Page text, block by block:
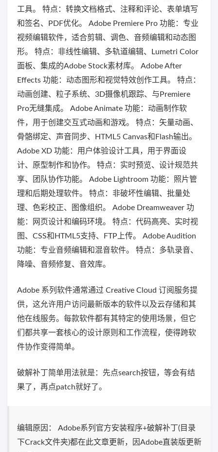
工具。 特点：转换文档格式、注释和评论、表单填写
和签名、PDF优化。 Adobe Premiere Pro 功能：专业
视频编辑软件，适合剪辑、调色、音频编辑和动态图
形。 特点：非线性编辑、多轨道编辑、Lumetri Color
面板、集成的Adobe Stock素材库。 Adobe After
Effects 功能：动态图形和视觉特效创作工具。 特点：
动画创建、粒子系统、3D摄像机跟踪、与Premiere
Pro无缝集成。 Adobe Animate 功能：动画制作软
件，用于创建交互式动画和游戏。 特点：矢量动画、
骨骼绑定、声音同步、HTML5 Canvas和Flash输出。
Adobe XD 功能：用户体验设计工具，用于界面设
计、原型制作和协作。 特点：实时预览、设计规范共
享、团队协作功能。 Adobe Lightroom 功能：照片管
理和后期处理软件。 特点：非破坏性编辑、批量处
理、色彩校正、图像组织。 Adobe Dreamweaver 功
能：网页设计和编码环境。 特点：代码高亮、实时视
图、CSS和HTML5支持、FTP上传。 Adobe Audition
功能：专业音频编辑和混音软件。 特点：多轨录音、
降噪、音频修复、音效库。
Adobe 系列软件通常通过 Creative Cloud 订阅服务提
供，这允许用户访问最新版本的软件以及云存储和其
他在线服务。每款软件都有其特定的使用场景，但它
们都共享一套核心的设计原则和工作流程，使得跨软
件协作变得简单。
破解补丁简单用法就是：先点search按钮，等会有结
果了，再点patch就好了。
编辑原因： Adobe系列官方安装程序+破解补丁(目录
下Crack文件夹)都在此文章更新，因Adobe直装版更新